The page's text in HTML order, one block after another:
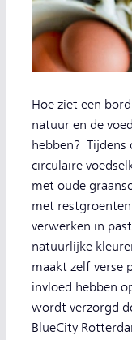
Hoe ziet een
natuur en de
hebben? Tijdens
circulaire
met oude
met
verwerken in
natuurlijke
maakt zelf verse
invloed hebben
wordt verzorgd
BlueCity